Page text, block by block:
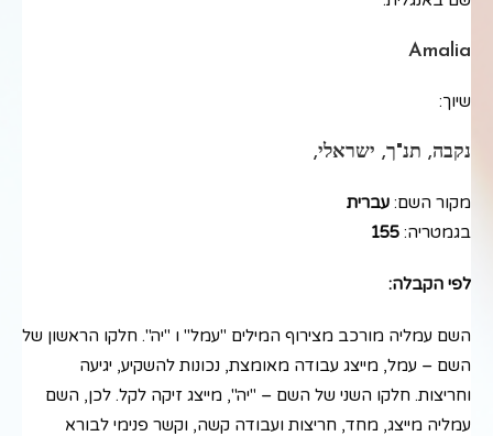
Amalia
שיוך:
נקבה, תנ"ך, ישראלי,
מקור השם: עברית
בגמטריה: 155
לפי הקבלה:
השם עמליה מורכב מצירוף המילים "עמל" ו "יה". חלקו הראשון של
השם – עמל, מייצג עבודה מאומצת, נכונות להשקיע, יגיעה
וחריצות. חלקו השני של השם – "יה", מייצג זיקה לקל. לכן, השם
עמליה מייצג, מחד, חריצות ועבודה קשה, וקשר פנימי לבורא